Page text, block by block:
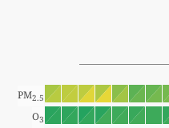
PM2.5
O3